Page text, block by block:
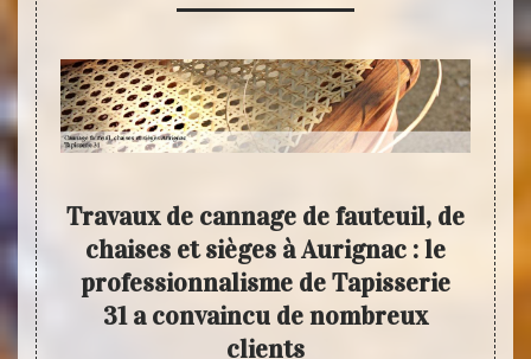
à
Travaux de cannage de fauteuil, de
chaises et sièges à Aurignac : le
professionnalisme de Tapisserie
31 a convaincu de nombreux
clients